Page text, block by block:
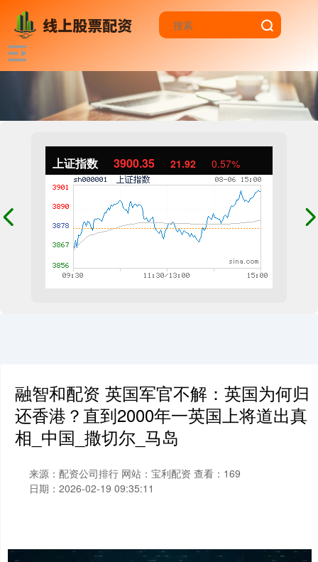
上证指数 3900.35 21.92 0.57%
融智和配资 英国军官不解：英国为何归
还香港？直到2000年一英国上将道出真
相_中国_撒切尔_马岛
来源：配资公司排行 网站：宝利配资 查看：169
日期：2026-02-19 09:35:11